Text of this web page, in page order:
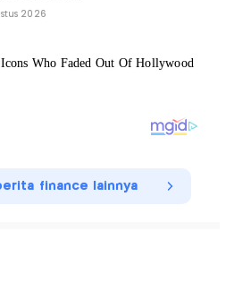
2026
finance lainnya